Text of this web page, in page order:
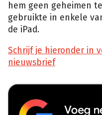
hem geen geheimen
gebruikte in enkele
de iPad.
Schrijf je hieronder in
nieuwsbrief